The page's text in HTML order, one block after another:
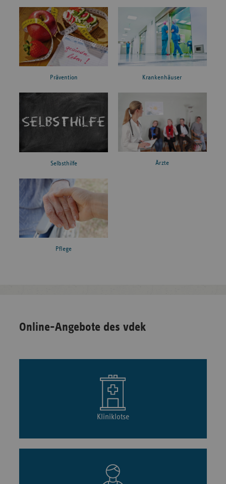
Prävention Krankenhäuser
Selbsthilfe Ärzte
Pflege
Online-Angebote des vdek
Kliniklotse